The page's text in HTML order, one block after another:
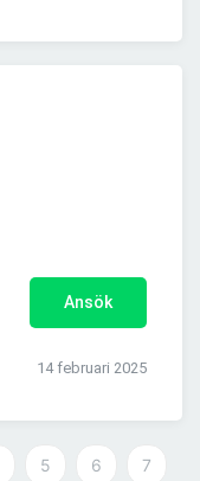
Ansök
14 februari 2025
5 6 7